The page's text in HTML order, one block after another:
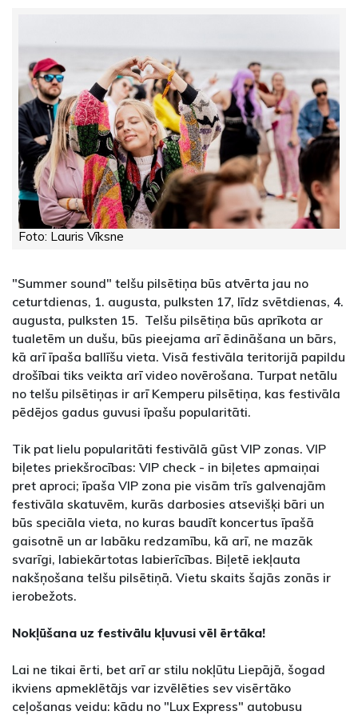
Foto: Lauris Vīksne
"Summer sound" telšu pilsētiņa būs atvērta jau no
ceturtdienas, 1. augusta, pulksten 17, līdz svētdienas, 4.
augusta, pulksten 15. Telšu pilsētiņa būs aprīkota ar
tualetēm un dušu, būs pieejama arī ēdināšana un bārs,
kā arī īpaša ballīšu vieta. Visā festivāla teritorijā papildu
drošībai tiks veikta arī video novērošana. Turpat netālu
no telšu pilsētiņas ir arī Kemperu pilsētiņa, kas festivāla
pēdējos gadus guvusi īpašu popularitāti.
Tik pat lielu popularitāti festivālā gūst VIP zonas. VIP
biļetes priekšrocības: VIP check - in biļetes apmaiņai
pret aproci; īpaša VIP zona pie visām trīs galvenajām
festivāla skatuvēm, kurās darbosies atsevišķi bāri un
būs speciāla vieta, no kuras baudīt koncertus īpašā
gaisotnē un ar labāku redzamību, kā arī, ne mazāk
svarīgi, labiekārtotas labierīcības. Biļetē iekļauta
nakšņošana telšu pilsētiņā. Vietu skaits šajās zonās ir
ierobežots.
Nokļūšana uz festivālu kļuvusi vēl ērtāka!
Lai ne tikai ērti, bet arī ar stilu nokļūtu Liepājā, šogad
ikviens apmeklētājs var izvēlēties sev visērtāko
ceļošanas veidu: kādu no "Lux Express" autobusu